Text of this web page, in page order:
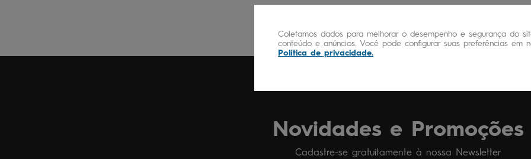
Coletamos dados para melhorar o desempenho e segurança do
conteúdo e anúncios. Você pode configurar suas preferências em
Política de privacidade.
Novidades e Promoções
Cadastre-se gratuitamente à nossa Newsletter